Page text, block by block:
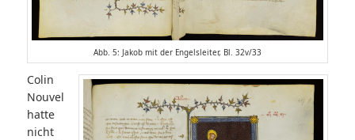
Abb. 5: Jakob mit der Engelsleiter, Bl. 32v/33
Colin
Nouvel
hatte
nicht